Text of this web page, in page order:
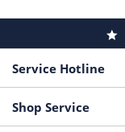
Service Hotline
Shop Service